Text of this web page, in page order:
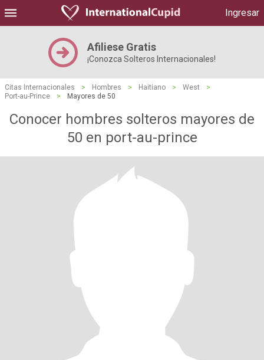
Ingresar
Afiliese Gratis
¡Conozca Solteros Internacionales!
Citas Internacionales > Hombres > Haitiano > West
>
Port-au-Prince
> Mayores de 50
Conocer hombres solteros mayores de
50 en port-au-prince